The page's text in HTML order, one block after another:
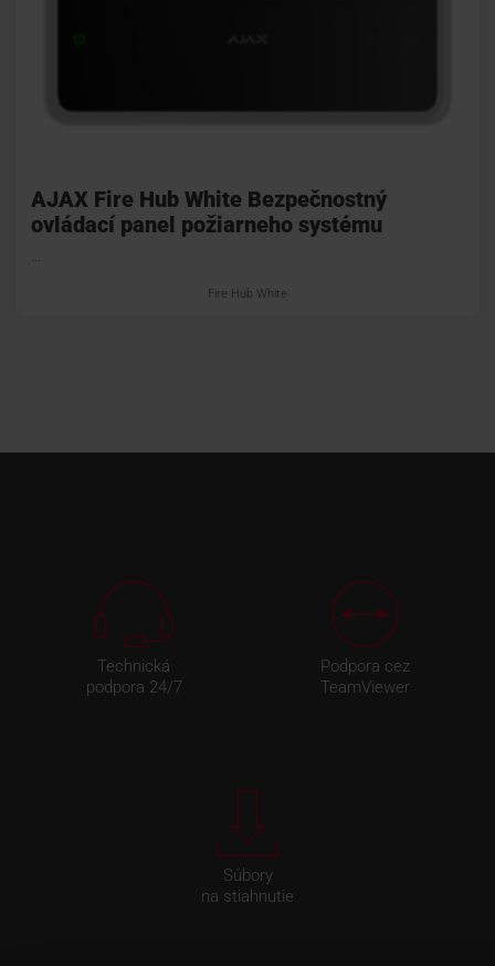
AJAX Fire Hub White Bezpečnostný
ovládací panel požiarneho systému
Fire Hub White
Technická
podpora 24/7
Podpora cez
TeamViewer
Súbory
na stiahnutie